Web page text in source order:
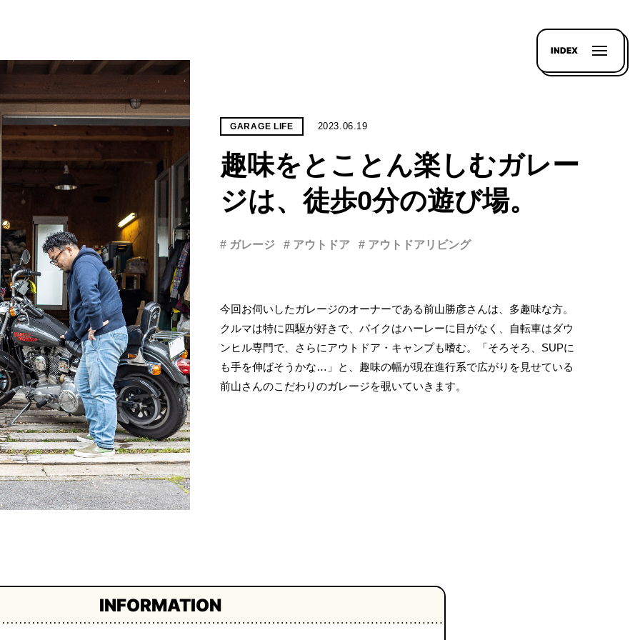
INDEX
GARAGE LIFE 2023.06.19
趣味をとことん楽しむガレー
ジは、徒歩0分の遊び場。
# ガレージ # アウトドア # アウトドアリビング
今回お伺いしたガレージのオーナーである前山勝彦さんは、多趣味な方。
クルマは特に四駆が好きで、バイクはハーレーに目がなく、自転車はダウ
ンヒル専門で、さらにアウトドア・キャンプも嗜む。「そろそろ、SUPに
も手を伸ばそうかな…」と、趣味の幅が現在進行系で広がりを見せている
前山さんのこだわりのガレージを覗いていきます。
INFORMATION